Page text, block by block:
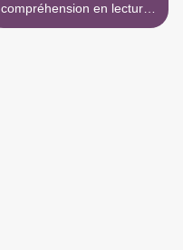
compréhension en lecture:
elles l'ont fait!!!! * >